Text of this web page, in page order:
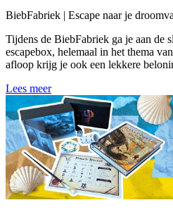
BiebFabriek | Escape naar je
Tijdens de BiebFabriek ga je aan de
escapebox, helemaal in het thema
afloop krijg je ook een lekkere
Lees meer